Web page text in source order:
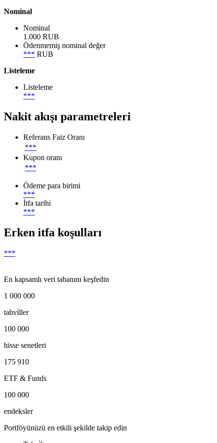
Nominal
Nominal
1.000 RUB
Ödenmemiş nominal değer
*** RUB
Listeleme
Listeleme
***
Nakit akışı parametreleri
Referans Faiz Oranı
***
Kupon oranı
***
Ödeme para birimi
***
İtfa tarihi
***
Erken itfa koşulları
***
En kapsamlı veri tabanını keşfedin
1 000 000
tahvi̇ller
100 000
hisse senetleri
175 910
ETF & Funds
100 000
endeksler
Portföyünüzü en etkili şekilde takip edin